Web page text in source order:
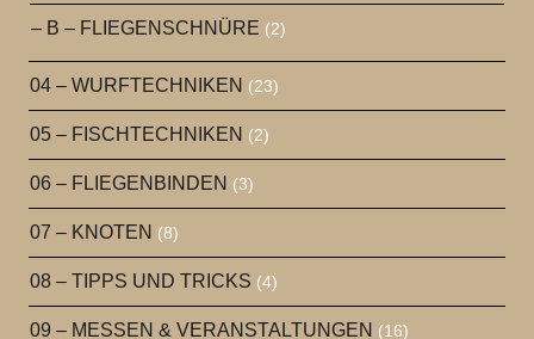
– B – FLIEGENSCHNÜRE (2)
04 – WURFTECHNIKEN (23)
05 – FISCHTECHNIKEN (2)
06 – FLIEGENBINDEN (3)
07 – KNOTEN (8)
08 – TIPPS UND TRICKS (4)
09 – MESSEN & VERANSTALTUNGEN (16)